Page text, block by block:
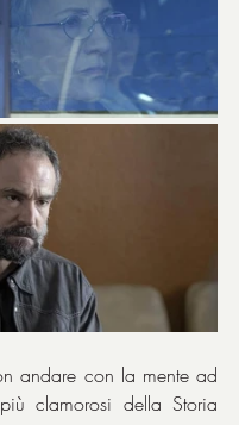
andare con la mente ad
clamorosi della Storia